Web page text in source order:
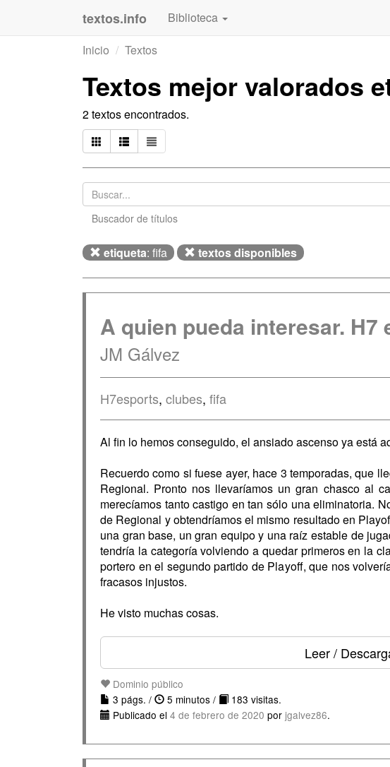
textos.info Biblioteca
Inicio
Textos
Textos mejor valorados
2 textos encontrados.
Buscador de títulos
etiqueta: fifa textos disponibles
A quien pueda interesar. H7
JM Gálvez
H7esports, clubes, fifa
Al fin lo hemos conseguido, el ansiado ascenso ya está
Recuerdo como si fuese ayer, hace 3 temporadas, que
Regional. Pronto nos llevaríamos un gran chasco al
merecíamos tanto castigo en tan sólo una eliminatoria.
de Regional y obtendríamos el mismo resultado en
una gran base, un gran equipo y una raíz estable de
tendría la categoría volviendo a quedar primeros en la
portero en el segundo partido de Playoff, que nos
fracasos injustos.
He visto muchas cosas.
Leer /
Dominio público
3 págs. /
5 minutos /
183 visitas.
Publicado el 4 de febrero de 2020 por jgalvez86.